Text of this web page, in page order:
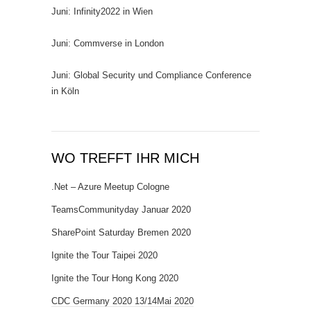
Juni: Infinity2022 in Wien
Juni: Commverse in London
Juni: Global Security und Compliance Conference
in Köln
WO TREFFT IHR MICH
.Net – Azure Meetup Cologne
TeamsCommunityday Januar 2020
SharePoint Saturday Bremen 2020
Ignite the Tour Taipei 2020
Ignite the Tour Hong Kong 2020
CDC Germany 2020 13/14Mai 2020